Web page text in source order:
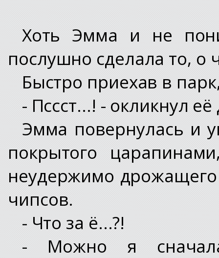
Хоть Эмма и не
послушно сделала то,
Быстро приехав в
- Пссст...! - окликнул
Эмма повернулась и
покрытого
неудержимо дрожащего
чипсов.
- Что за ё...?!
- Можно я